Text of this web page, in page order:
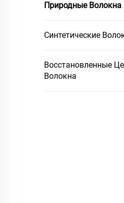
Природные Волокна
Синтетические
Восстановленные
Волокна